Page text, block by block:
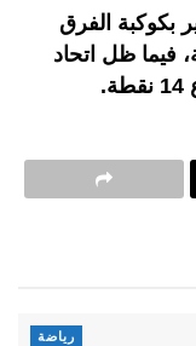
بكوكبة الفرق
التاسع برصيد 16 نقطة، فيما ظل اتحاد
رياضة